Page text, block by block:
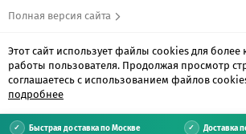
Полная версия сайта
Этот сайт использует файлы cookies для
работы пользователя. Продолжая просмотр
соглашаетесь с использованием файлов
подробнее
Быстрая доставка по Москве Доставка